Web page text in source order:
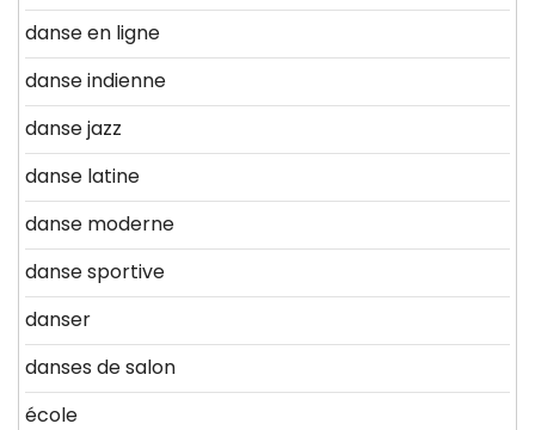
danse en ligne
danse indienne
danse jazz
danse latine
danse moderne
danse sportive
danser
danses de salon
école